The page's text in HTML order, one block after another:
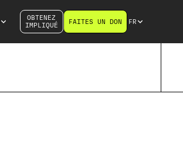
OBTENEZ
IMPLIQUÉ
FAITES UN DON FR